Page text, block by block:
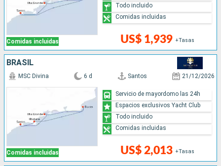
Comidas incluidas US$ 1,939 +Tasas
Todo incluido
Comidas incluidas
BRASIL
Comidas incluidas
MSC Divina 6 d Santos 21/12/2026
US$ 2,013 +Tasas
Servicio de mayordomo las 24h
Espacios exclusivos Yacht Club
Todo incluido
Comidas incluidas